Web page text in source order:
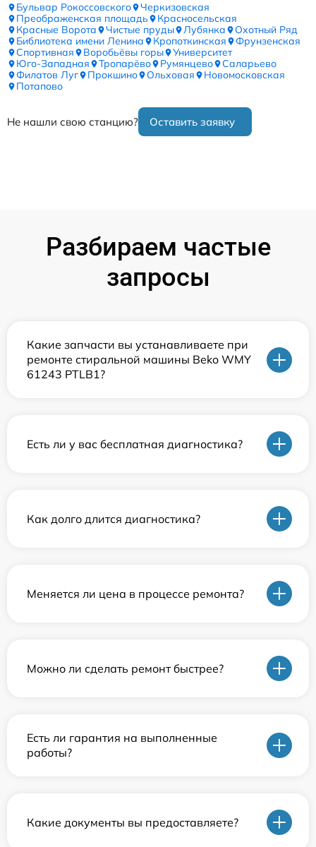
Бульвар Рокоссовского
Черкизовская
Преображенская площадь
Красносельская
Красные Ворота
Чистые пруды Лубянка
Охотный Ряд
Библиотека имени Ленина
Кропоткинская
Фрунзенская
Спортивная
Воробьёвы горы
Университет
Юго-Западная
Тропарёво Румянцево
Саларьево
Филатов Луг
Прокшино Ольховая
Новомосковская
Потапово
Не нашли свою станцию? Оставить заявку
Разбираем частые
запросы
Какие запчасти вы устанавливаете при
ремонте стиральной машины Beko WMY
61243 PTLB1?
Есть ли у вас бесплатная диагностика?
Как долго длится диагностика?
Меняется ли цена в процессе ремонта?
Можно ли сделать ремонт быстрее?
Есть ли гарантия на выполненные
работы?
Какие документы вы предоставляете?